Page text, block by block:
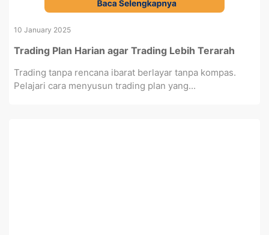
10 January 2025
Trading Plan Harian agar Trading Lebih Terarah
Trading tanpa rencana ibarat berlayar tanpa kompas.
Pelajari cara menyusun trading plan yang...